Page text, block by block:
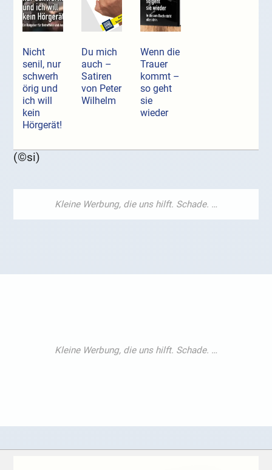
Nicht
senil, nur
schwerh
örig und
ich will
kein
Hörgerät!
Du mich
auch –
Satiren
von Peter
Wilhelm
Wenn die
Trauer
kommt –
so geht
sie
wieder
(©si)